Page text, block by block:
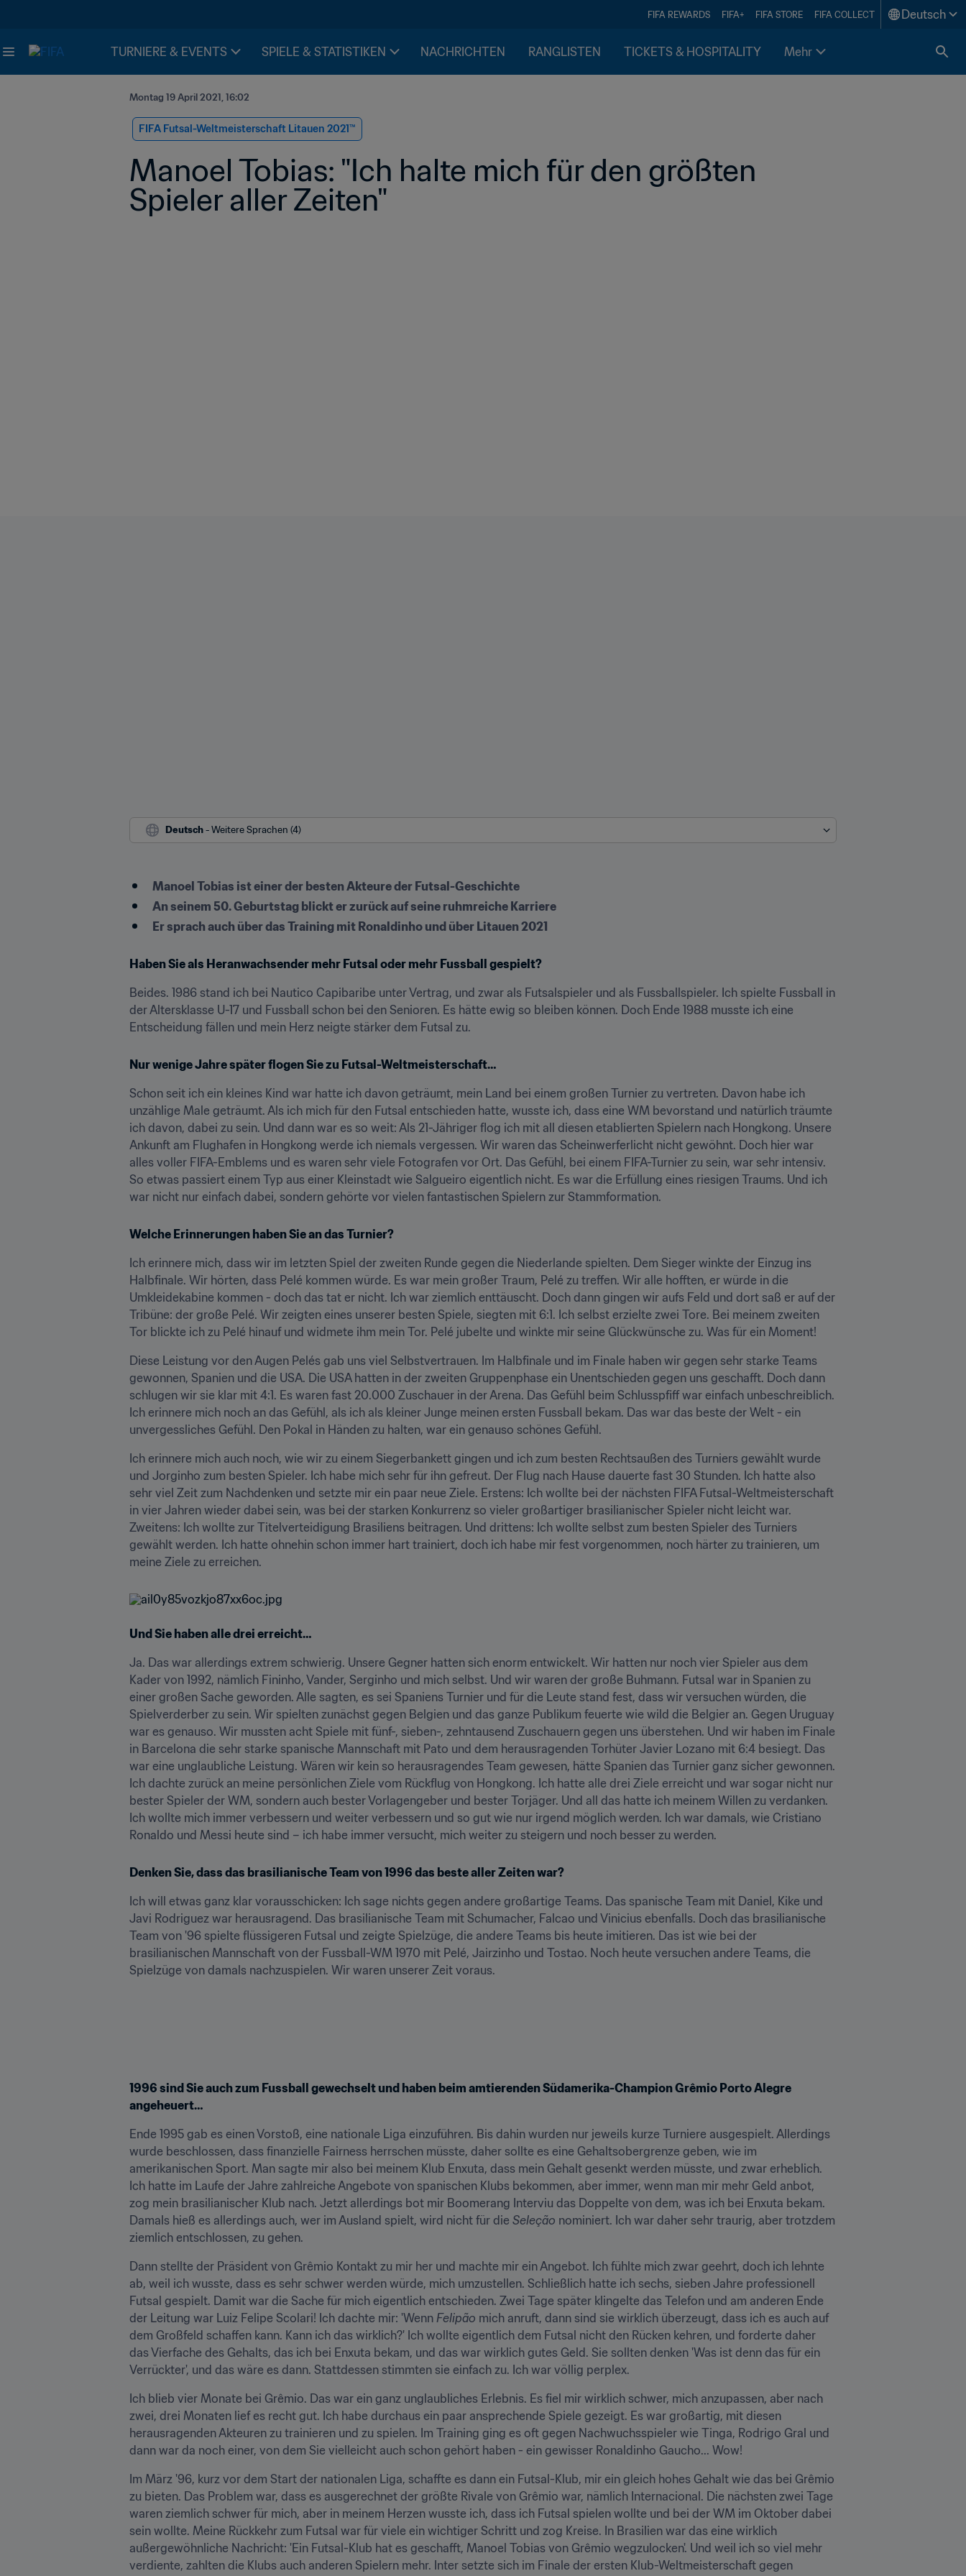
FIFA REWARDS FIFA+ FIFA STORE FIFA COLLECT Deutsch
TURNIERE & EVENTS SPIELE & STATISTIKEN NACHRICHTEN RANGLISTEN TICKETS & HOSPITALITY Mehr
Montag 19 April 2021, 16:02
FIFA Futsal-Weltmeisterschaft Litauen 2021™
Manoel Tobias: "Ich halte mich für den größten
Spieler aller Zeiten"
Deutsch - Weitere Sprachen (4)
Manoel Tobias ist einer der besten Akteure der Futsal-Geschichte
An seinem 50. Geburtstag blickt er zurück auf seine ruhmreiche Karriere
Er sprach auch über das Training mit Ronaldinho und über Litauen 2021
Haben Sie als Heranwachsender mehr Futsal oder mehr Fussball gespielt?
Beides. 1986 stand ich bei Nautico Capibaribe unter Vertrag, und zwar als Futsalspieler und als Fussballspieler. Ich spielte Fussball in
der Altersklasse U-17 und Fussball schon bei den Senioren. Es hätte ewig so bleiben können. Doch Ende 1988 musste ich eine
Entscheidung fällen und mein Herz neigte stärker dem Futsal zu.
Nur wenige Jahre später flogen Sie zu Futsal-Weltmeisterschaft…
Schon seit ich ein kleines Kind war hatte ich davon geträumt, mein Land bei einem großen Turnier zu vertreten. Davon habe ich
unzählige Male geträumt. Als ich mich für den Futsal entschieden hatte, wusste ich, dass eine WM bevorstand und natürlich träumte
ich davon, dabei zu sein. Und dann war es so weit: Als 21-Jähriger flog ich mit all diesen etablierten Spielern nach Hongkong. Unsere
Ankunft am Flughafen in Hongkong werde ich niemals vergessen. Wir waren das Scheinwerferlicht nicht gewöhnt. Doch hier war
alles voller FIFA-Emblems und es waren sehr viele Fotografen vor Ort. Das Gefühl, bei einem FIFA-Turnier zu sein, war sehr intensiv.
So etwas passiert einem Typ aus einer Kleinstadt wie Salgueiro eigentlich nicht. Es war die Erfüllung eines riesigen Traums. Und ich
war nicht nur einfach dabei, sondern gehörte vor vielen fantastischen Spielern zur Stammformation.
Welche Erinnerungen haben Sie an das Turnier?
Ich erinnere mich, dass wir im letzten Spiel der zweiten Runde gegen die Niederlande spielten. Dem Sieger winkte der Einzug ins
Halbfinale. Wir hörten, dass Pelé kommen würde. Es war mein großer Traum, Pelé zu treffen. Wir alle hofften, er würde in die
Umkleidekabine kommen - doch das tat er nicht. Ich war ziemlich enttäuscht. Doch dann gingen wir aufs Feld und dort saß er auf der
Tribüne: der große Pelé. Wir zeigten eines unserer besten Spiele, siegten mit 6:1. Ich selbst erzielte zwei Tore. Bei meinem zweiten
Tor blickte ich zu Pelé hinauf und widmete ihm mein Tor. Pelé jubelte und winkte mir seine Glückwünsche zu. Was für ein Moment!
Diese Leistung vor den Augen Pelés gab uns viel Selbstvertrauen. Im Halbfinale und im Finale haben wir gegen sehr starke Teams
gewonnen, Spanien und die USA. Die USA hatten in der zweiten Gruppenphase ein Unentschieden gegen uns geschafft. Doch dann
schlugen wir sie klar mit 4:1. Es waren fast 20.000 Zuschauer in der Arena. Das Gefühl beim Schlusspfiff war einfach unbeschreiblich.
Ich erinnere mich noch an das Gefühl, als ich als kleiner Junge meinen ersten Fussball bekam. Das war das beste der Welt - ein
unvergessliches Gefühl. Den Pokal in Händen zu halten, war ein genauso schönes Gefühl.
Ich erinnere mich auch noch, wie wir zu einem Siegerbankett gingen und ich zum besten Rechtsaußen des Turniers gewählt wurde
und Jorginho zum besten Spieler. Ich habe mich sehr für ihn gefreut. Der Flug nach Hause dauerte fast 30 Stunden. Ich hatte also
sehr viel Zeit zum Nachdenken und setzte mir ein paar neue Ziele. Erstens: Ich wollte bei der nächsten FIFA Futsal-Weltmeisterschaft
in vier Jahren wieder dabei sein, was bei der starken Konkurrenz so vieler großartiger brasilianischer Spieler nicht leicht war.
Zweitens: Ich wollte zur Titelverteidigung Brasiliens beitragen. Und drittens: Ich wollte selbst zum besten Spieler des Turniers
gewählt werden. Ich hatte ohnehin schon immer hart trainiert, doch ich habe mir fest vorgenommen, noch härter zu trainieren, um
meine Ziele zu erreichen.
Und Sie haben alle drei erreicht…
Ja. Das war allerdings extrem schwierig. Unsere Gegner hatten sich enorm entwickelt. Wir hatten nur noch vier Spieler aus dem
Kader von 1992, nämlich Fininho, Vander, Serginho und mich selbst. Und wir waren der große Buhmann. Futsal war in Spanien zu
einer großen Sache geworden. Alle sagten, es sei Spaniens Turnier und für die Leute stand fest, dass wir versuchen würden, die
Spielverderber zu sein. Wir spielten zunächst gegen Belgien und das ganze Publikum feuerte wie wild die Belgier an. Gegen Uruguay
war es genauso. Wir mussten acht Spiele mit fünf-, sieben-, zehntausend Zuschauern gegen uns überstehen. Und wir haben im Finale
in Barcelona die sehr starke spanische Mannschaft mit Pato und dem herausragenden Torhüter Javier Lozano mit 6:4 besiegt. Das
war eine unglaubliche Leistung. Wären wir kein so herausragendes Team gewesen, hätte Spanien das Turnier ganz sicher gewonnen.
Ich dachte zurück an meine persönlichen Ziele vom Rückflug von Hongkong. Ich hatte alle drei Ziele erreicht und war sogar nicht nur
bester Spieler der WM, sondern auch bester Vorlagengeber und bester Torjäger. Und all das hatte ich meinem Willen zu verdanken.
Ich wollte mich immer verbessern und weiter verbessern und so gut wie nur irgend möglich werden. Ich war damals, wie Cristiano
Ronaldo und Messi heute sind – ich habe immer versucht, mich weiter zu steigern und noch besser zu werden.
Denken Sie, dass das brasilianische Team von 1996 das beste aller Zeiten war?
Ich will etwas ganz klar vorausschicken: Ich sage nichts gegen andere großartige Teams. Das spanische Team mit Daniel, Kike und
Javi Rodriguez war herausragend. Das brasilianische Team mit Schumacher, Falcao und Vinicius ebenfalls. Doch das brasilianische
Team von '96 spielte flüssigeren Futsal und zeigte Spielzüge, die andere Teams bis heute imitieren. Das ist wie bei der
brasilianischen Mannschaft von der Fussball-WM 1970 mit Pelé, Jairzinho und Tostao. Noch heute versuchen andere Teams, die
Spielzüge von damals nachzuspielen. Wir waren unserer Zeit voraus.
1996 sind Sie auch zum Fussball gewechselt und haben beim amtierenden Südamerika-Champion Grêmio Porto Alegre
angeheuert…
Ende 1995 gab es einen Vorstoß, eine nationale Liga einzuführen. Bis dahin wurden nur jeweils kurze Turniere ausgespielt. Allerdings
wurde beschlossen, dass finanzielle Fairness herrschen müsste, daher sollte es eine Gehaltsobergrenze geben, wie im
amerikanischen Sport. Man sagte mir also bei meinem Klub Enxuta, dass mein Gehalt gesenkt werden müsste, und zwar erheblich.
Ich hatte im Laufe der Jahre zahlreiche Angebote von spanischen Klubs bekommen, aber immer, wenn man mir mehr Geld anbot,
zog mein brasilianischer Klub nach. Jetzt allerdings bot mir Boomerang Interviu das Doppelte von dem, was ich bei Enxuta bekam.
Damals hieß es allerdings auch, wer im Ausland spielt, wird nicht für die Seleção nominiert. Ich war daher sehr traurig, aber trotzdem
ziemlich entschlossen, zu gehen.
Dann stellte der Präsident von Grêmio Kontakt zu mir her und machte mir ein Angebot. Ich fühlte mich zwar geehrt, doch ich lehnte
ab, weil ich wusste, dass es sehr schwer werden würde, mich umzustellen. Schließlich hatte ich sechs, sieben Jahre professionell
Futsal gespielt. Damit war die Sache für mich eigentlich entschieden. Zwei Tage später klingelte das Telefon und am anderen Ende
der Leitung war Luiz Felipe Scolari! Ich dachte mir: 'Wenn Felipão mich anruft, dann sind sie wirklich überzeugt, dass ich es auch auf
dem Großfeld schaffen kann. Kann ich das wirklich?' Ich wollte eigentlich dem Futsal nicht den Rücken kehren, und forderte daher
das Vierfache des Gehalts, das ich bei Enxuta bekam, und das war wirklich gutes Geld. Sie sollten denken 'Was ist denn das für ein
Verrückter', und das wäre es dann. Stattdessen stimmten sie einfach zu. Ich war völlig perplex.
Ich blieb vier Monate bei Grêmio. Das war ein ganz unglaubliches Erlebnis. Es fiel mir wirklich schwer, mich anzupassen, aber nach
zwei, drei Monaten lief es recht gut. Ich habe durchaus ein paar ansprechende Spiele gezeigt. Es war großartig, mit diesen
herausragenden Akteuren zu trainieren und zu spielen. Im Training ging es oft gegen Nachwuchsspieler wie Tinga, Rodrigo Gral und
dann war da noch einer, von dem Sie vielleicht auch schon gehört haben - ein gewisser Ronaldinho Gaucho... Wow!
Im März '96, kurz vor dem Start der nationalen Liga, schaffte es dann ein Futsal-Klub, mir ein gleich hohes Gehalt wie das bei Grêmio
zu bieten. Das Problem war, dass es ausgerechnet der größte Rivale von Grêmio war, nämlich Internacional. Die nächsten zwei Tage
waren ziemlich schwer für mich, aber in meinem Herzen wusste ich, dass ich Futsal spielen wollte und bei der WM im Oktober dabei
sein wollte. Meine Rückkehr zum Futsal war für viele ein wichtiger Schritt und zog Kreise. In Brasilien war das eine wirklich
außergewöhnliche Nachricht: 'Ein Futsal-Klub hat es geschafft, Manoel Tobias von Grêmio wegzulocken'. Und weil ich so viel mehr
verdiente, zahlten die Klubs auch anderen Spielern mehr. Inter setzte sich im Finale der ersten Klub-Weltmeisterschaft gegen